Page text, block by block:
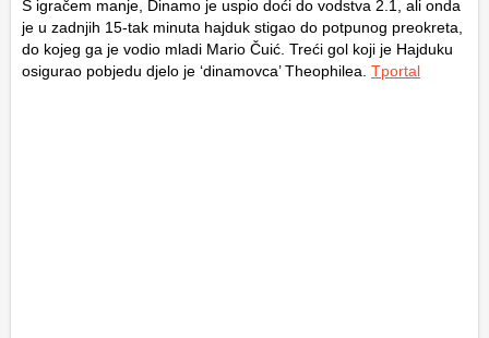
S igračem manje, Dinamo je uspio doći do vodstva 2.1, ali onda
je u zadnjih 15-tak minuta hajduk stigao do potpunog preokreta,
do kojeg ga je vodio mladi Mario Čuić. Treći gol koji je Hajduku
osigurao pobjedu djelo je ‘dinamovca’ Theophilea. Tportal